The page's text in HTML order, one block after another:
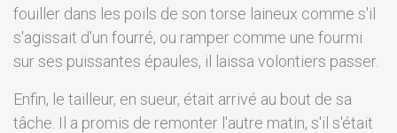
fouiller dans les poils de son torse laineux comme s'il
s'agissait d'un fourré, ou ramper comme une fourmi
sur ses puissantes épaules, il laissa volontiers passer.
Enfin, le tailleur, en sueur, était arrivé au bout de sa
tâche. Il a promis de remonter l'autre matin, s'il s'était